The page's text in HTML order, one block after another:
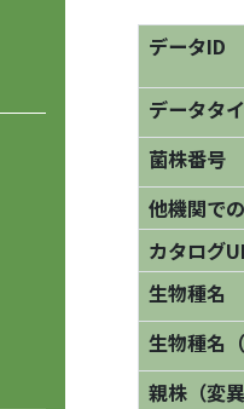
データID
データタ
菌株番号
他機関で
カタログ
生物種名
生物種名
親株（変